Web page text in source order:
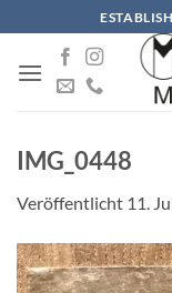
Inhalt
springen
IMG_0448
Veröffentlicht 11.